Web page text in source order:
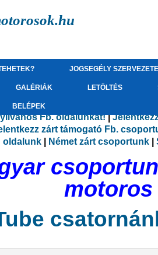
JOGSEGÉLY
GALÉRIÁK LETÖLTÉS
BELÉPEK
Fb. oldalunkat!|
zárt támogató Fb.
oldalunk
Német zárt csoportunk